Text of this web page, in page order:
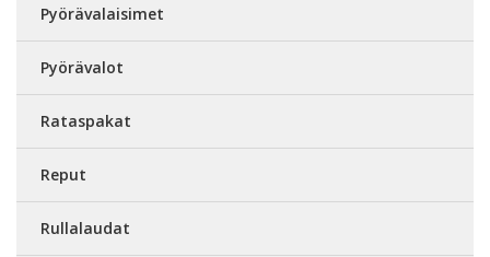
Pyörävalaisimet
Pyörävalot
Rataspakat
Reput
Rullalaudat